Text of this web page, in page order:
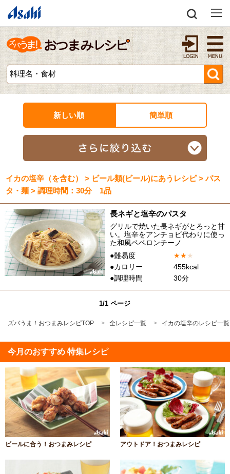
新しい順 簡単順
イカの塩辛（を含む） > ビール類(ビール)にあうレシピ > パス
タ・麺 > 調理時間：30分 1品
長ネギと塩辛のパスタ
グリルで焼いた長ネギがとろっと甘
い。塩辛をアンチョビ代わりに使っ
た和風ペペロンチーノ
●難易度
★★★
●カロリー
455kcal
●調理時間
30分
1/1 ページ
ズバうま！おつまみレシピTOP 全レシピ一覧 イカの塩辛のレシピ一覧
今月のおすすめ 特集レシピ
ビールに合う！おつまみレシピ アウトドア！おつまみレシピ